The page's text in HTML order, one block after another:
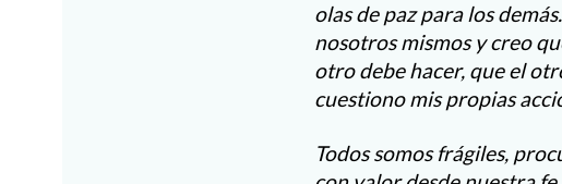
olas de paz para los
nosotros mismos y creo
otro debe hacer, que el
cuestiono mis propias
Todos somos frágiles,